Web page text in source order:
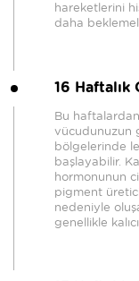
hareketlerini
daha
16 Haftalık
Bu
vücudunuzun
bölgelerinde
başlayabilir.
hormonunun
pigment
nedeniyle
genellikle